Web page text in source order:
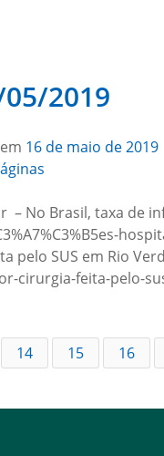
2019
16 de maio de 2019
– No Brasil, taxa de
pelo SUS em Rio
cirurgia-feita-pelo-
14 15 16